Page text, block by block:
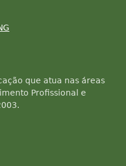
que atua nas áreas
Profissional e